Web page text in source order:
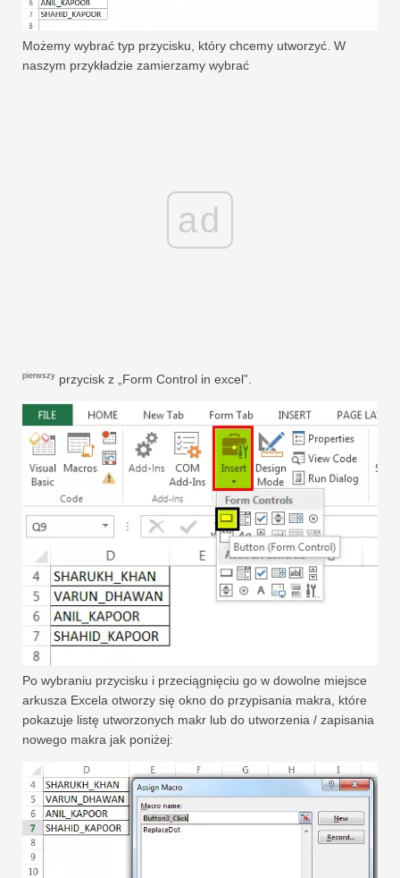
Możemy wybrać typ przycisku, który chcemy utworzyć. W
naszym przykładzie zamierzamy wybrać
ad
pierwszy przycisk z „Form Control in excel”.
Po wybraniu przycisku i przeciągnięciu go w dowolne miejsce
arkusza Excela otworzy się okno do przypisania makra, które
pokazuje listę utworzonych makr lub do utworzenia / zapisania
nowego makra jak poniżej: